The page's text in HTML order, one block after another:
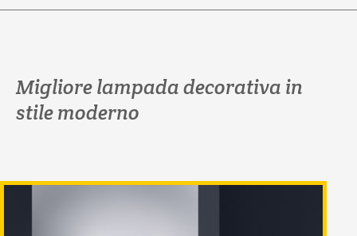
Migliore lampada decorativa in
stile moderno